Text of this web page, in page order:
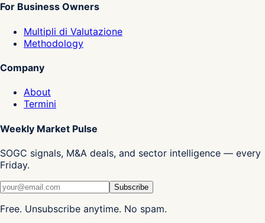
For Business Owners
Multipli di Valutazione
Methodology
Company
About
Termini
Weekly Market Pulse
SOGC signals, M&A deals, and sector intelligence — every
Friday.
Subscribe
Free. Unsubscribe anytime. No spam.